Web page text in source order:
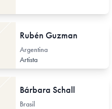
Rubén Guzman
Argentina
Artista
Bárbara Schall
Brasil